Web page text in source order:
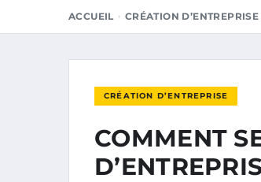
ACCUEIL CRÉATION D’ENTREPRISE
CRÉATION D’ENTREPRISE
COMMENT